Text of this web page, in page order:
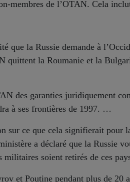
membres de l’OTAN. Cela
que la Russie demande à
quittent la Roumanie et la
des garanties juridiquement
à ses frontières de 1997. …
sur ce que cela signifierait
a déclaré que la Russie
militaires soient retirés de ces
et Poutine pendant plus de 20